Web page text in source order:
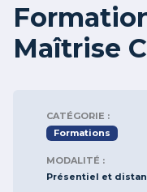
Maîtrise
CATÉGORIE :
Formations
MODALITÉ :
Présentiel et